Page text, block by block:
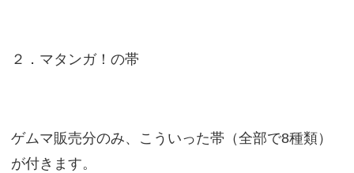
２．マタンガ！の帯
ゲムマ販売分のみ、こういった帯（全部で8種類）
が付きます。